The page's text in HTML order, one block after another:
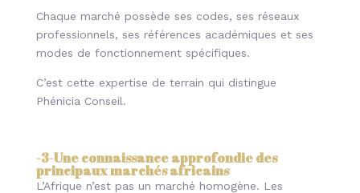
Chaque marché possède ses codes, ses réseaux
professionnels, ses références académiques et ses
modes de fonctionnement spécifiques.
C’est cette expertise de terrain qui distingue
Phénicia Conseil.
-3-Une connaissance approfondie des
principaux marchés africains
L’Afrique n’est pas un marché homogène. Les